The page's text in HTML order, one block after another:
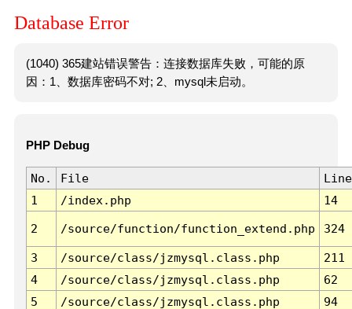
Database Error
(1040) 365建站错误警告：连接数据库失败，可能的原
因：1、数据库密码不对; 2、mysql未启动。
PHP Debug
No. File
Line
1
/index.php 14
2 /source/function/function_extend.php 324
3 /source/class/jzmysql.class.php
211
4
/source/class/jzmysql.class.php
62
5
/source/class/jzmysql.class.php
94